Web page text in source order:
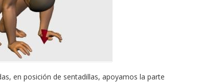
en posición de sentadillas, apoyamos la parte